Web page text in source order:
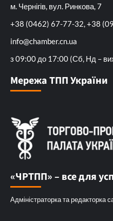
м. Чернігів, вул. Ринкова, 7
+38 (0462) 67-77-32, +38
info@chamber.cn.ua
з 09:00 до 17:00 (Сб, Нд –
Мережа ТПП України
«ЧРТПП» – все для
Адміністраторка та редакторка